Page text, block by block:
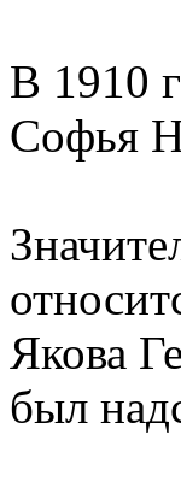
В 1910
Софья
Якова
был